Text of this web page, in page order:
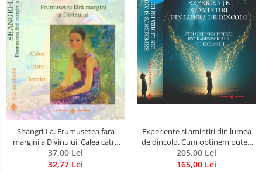
Shangri-La. Frumusetea fara
margini a Divinului. Calea catre
fericire
37,00 Lei
32,77 Lei
Experiente si amintiri din lumea
de dincolo. Cum obtinem puteri
extrasenzoriale - cu exercitii
205,00 Lei
165,00 Lei